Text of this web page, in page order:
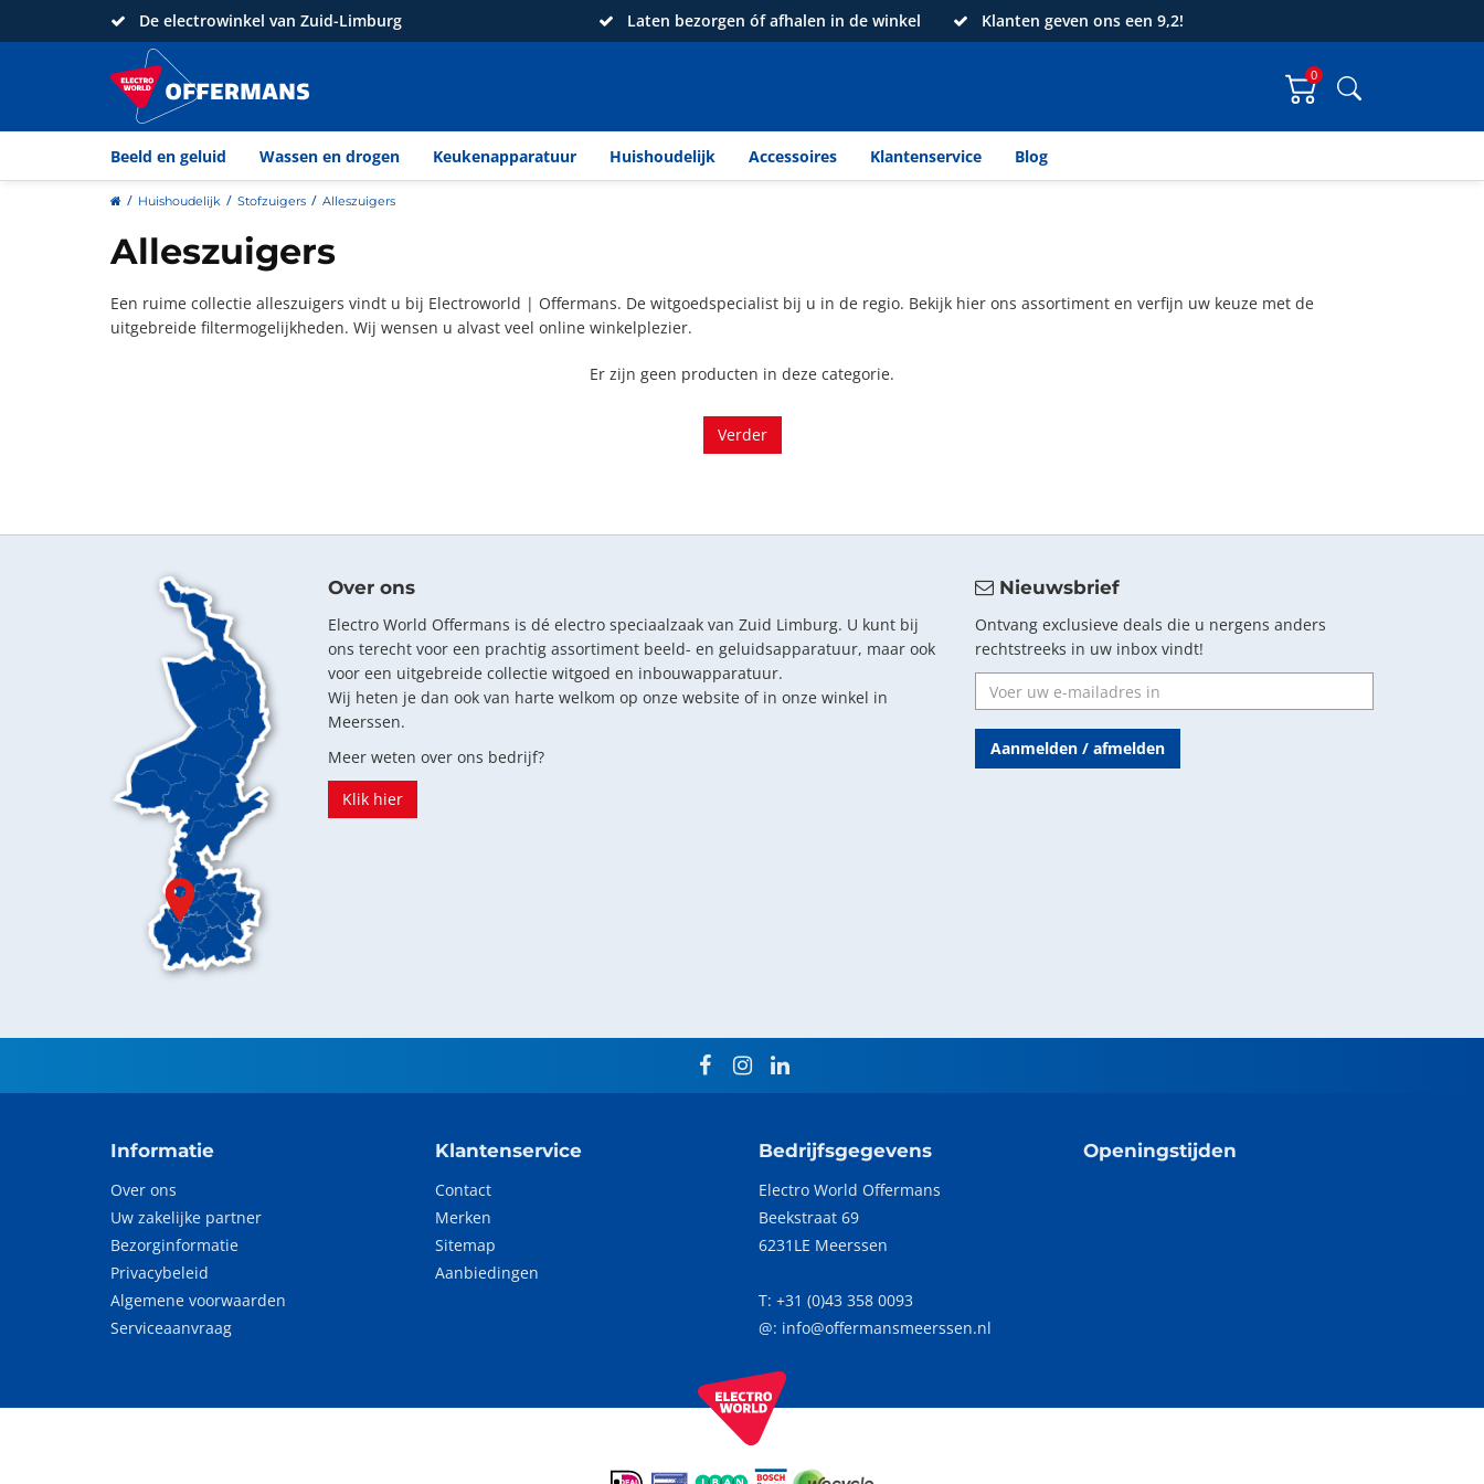
De electrowinkel van Zuid-Limburg Laten bezorgen óf afhalen in de winkel Klanten geven ons een 9,2!
0
Beeld en geluid Wassen en drogen Keukenapparatuur Huishoudelijk Accessoires Klantenservice Blog
homeHuishoudelijk Stofzuigers Alleszuigers
Alleszuigers
Een ruime collectie alleszuigers vindt u bij Electroworld | Offermans. De witgoedspecialist bij u in de regio. Bekijk hier ons assortiment en verfijn uw keuze met de
uitgebreide filtermogelijkheden. Wij wensen u alvast veel online winkelplezier.
Er zijn geen producten in deze categorie.
Verder
Over ons
Electro World Offermans is dé electro speciaalzaak van Zuid Limburg. U kunt bij
ons terecht voor een prachtig assortiment beeld- en geluidsapparatuur, maar ook
voor een uitgebreide collectie witgoed en inbouwapparatuur.
Wij heten je dan ook van harte welkom op onze website of in onze winkel in
Meerssen.
Meer weten over ons bedrijf?
Klik hier
Nieuwsbrief
Ontvang exclusieve deals die u nergens anders
rechtstreeks in uw inbox vindt!
Aanmelden / afmelden
facebookinstagram
linkedin
Informatie
Over ons
Uw zakelijke partner
Bezorginformatie
Privacybeleid
Algemene voorwaarden
Serviceaanvraag
Klantenservice
Contact
Merken
Sitemap
Aanbiedingen
Bedrijfsgegevens
Electro World Offermans
Beekstraat 69
6231LE Meerssen
T: +31 (0)43 358 0093
@: info@offermansmeerssen.nl
Openingstijden